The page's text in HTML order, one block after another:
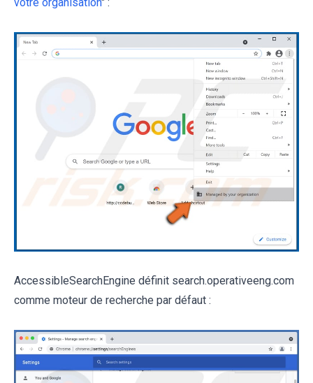
AccessibleSearchEngine définit search.operativeeng.com
comme moteur de recherche par défaut :